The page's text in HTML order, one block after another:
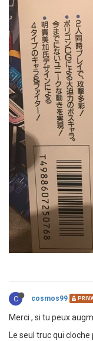
C cosmos99
Merci , si tu peux
Le seul truc qui